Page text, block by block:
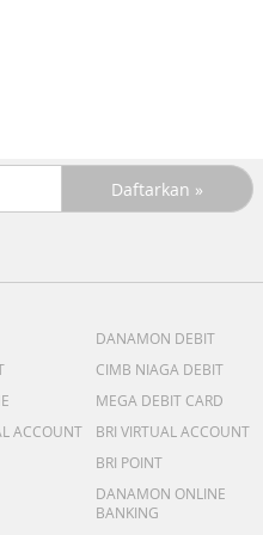
DANAMON DEBIT
CIMB NIAGA DEBIT
MEGA DEBIT CARD
ACCOUNT
BRI VIRTUAL ACCOUNT
BRI POINT
DANAMON ONLINE
BANKING